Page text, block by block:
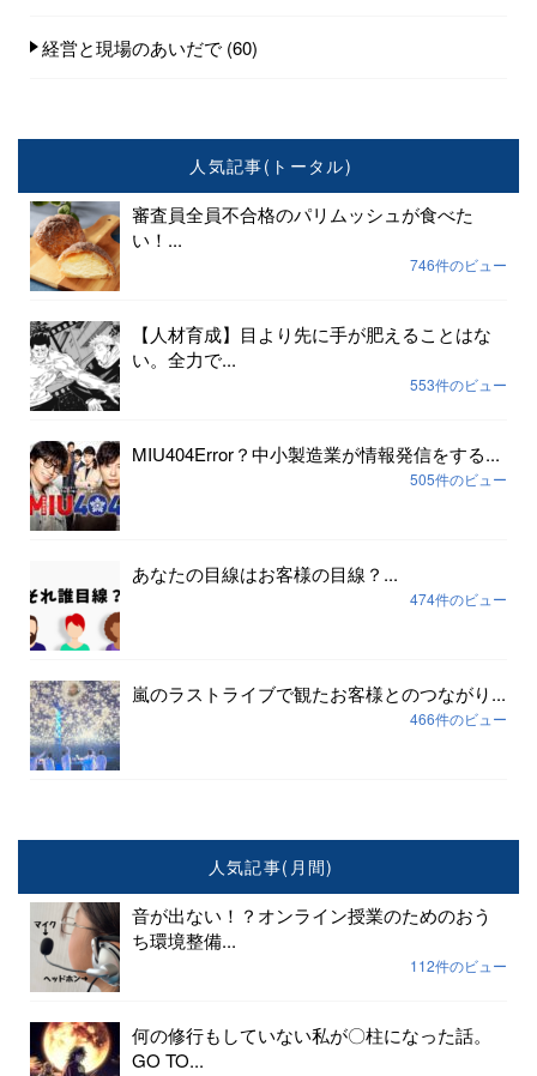
経営と現場のあいだで (60)
人気記事(トータル)
審査員全員不合格のパリムッシュが食べた
い！...
746件のビュー
【人材育成】目より先に手が肥えることはな
い。全力で...
553件のビュー
MIU404Error？中小製造業が情報発信をする...
505件のビュー
あなたの目線はお客様の目線？...
474件のビュー
嵐のラストライブで観たお客様とのつながり...
466件のビュー
人気記事(月間)
音が出ない！？オンライン授業のためのおう
ち環境整備...
112件のビュー
何の修行もしていない私が〇柱になった話。
GO TO...